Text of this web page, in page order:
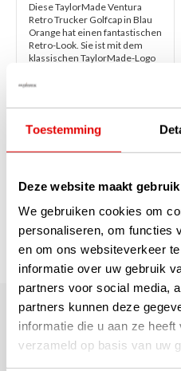
Toestemming
Deze website maakt
We gebruiken cookies om
personaliseren, om functies
en om ons websiteverkeer
informatie over uw gebruik
partners voor social media,
partners kunnen deze
informatie die u aan ze
verzameld op basis van uw
Diese TaylorMade Ventura
Retro Trucker Golfcap in Blau
Orange hat einen fantastischen
Retro-Look. Sie ist mit dem
klassischen TaylorMade-Logo
€30,00
Seite
Über 180.000 Kunden | Über
Shops, TrustPilot, Google
Bewertungen:
Kunden